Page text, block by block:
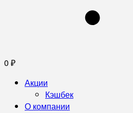
0 ₽
Акции
Кэшбек
О компании